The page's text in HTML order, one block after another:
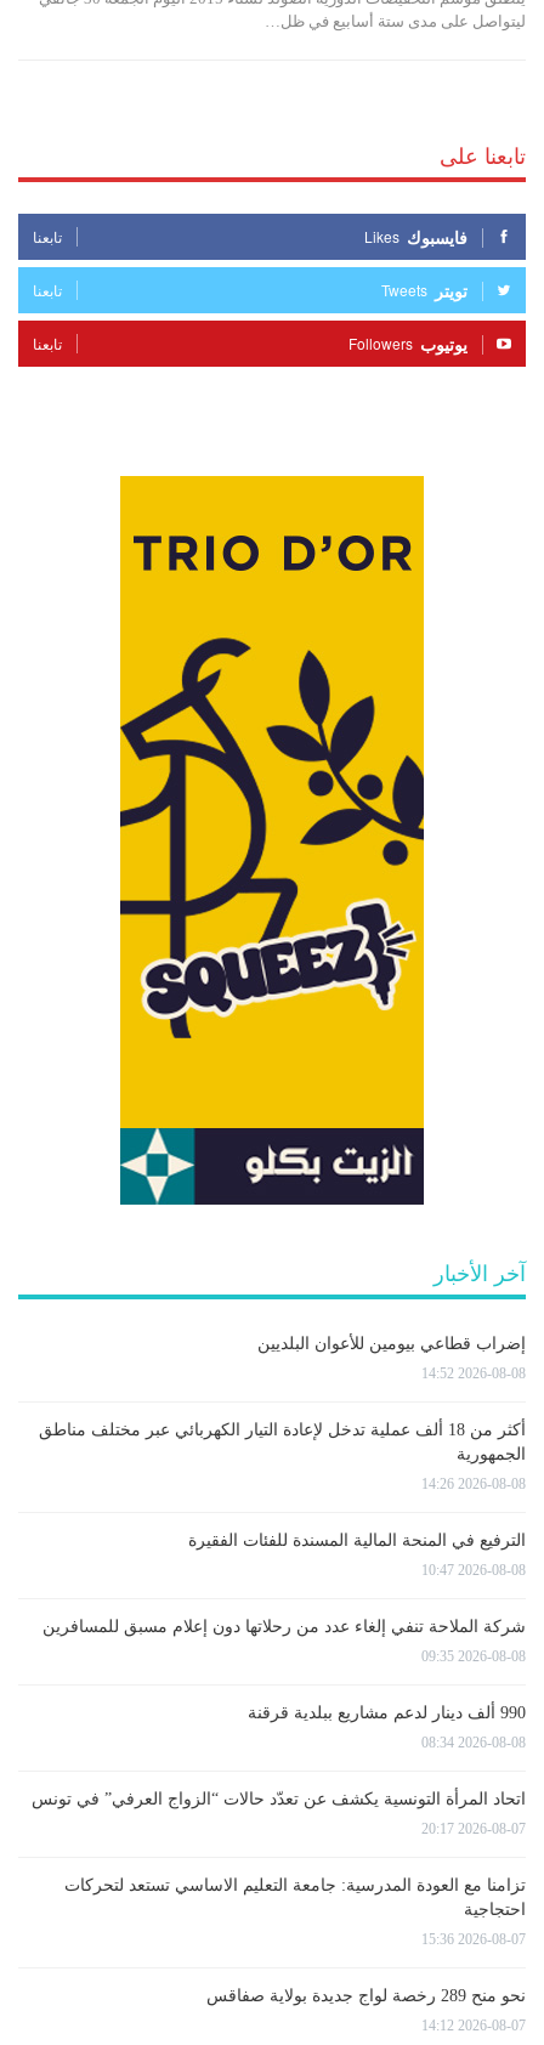
ليتواصل على مدى ستة أسابيع في ظل…
تابعنا على
فايسبوك Likes تابعنا
تويتر Tweets تابعنا
يوتيوب Followers تابعنا
آخر الأخبار
إضراب قطاعي بيومين للأعوان البلديين
2026-08-08 14:52
أكثر من 18 ألف عملية تدخل لإعادة التيار الكهربائي عبر مختلف مناطق
الجمهورية
2026-08-08 14:26
الترفيع في المنحة المالية المسندة للفئات الفقيرة
2026-08-08 10:47
شركة الملاحة تنفي إلغاء عدد من رحلاتها دون إعلام مسبق للمسافرين
2026-08-08 09:35
990 ألف دينار لدعم مشاريع ببلدية قرقنة
2026-08-08 08:34
اتحاد المرأة التونسية يكشف عن تعدّد حالات “الزواج العرفي” في تونس
2026-08-07 20:17
تزامنا مع العودة المدرسية: جامعة التعليم الاساسي تستعد لتحركات
احتجاجية
2026-08-07 15:36
نحو منح 289 رخصة لواج جديدة بولاية صفاقس
2026-08-07 14:12